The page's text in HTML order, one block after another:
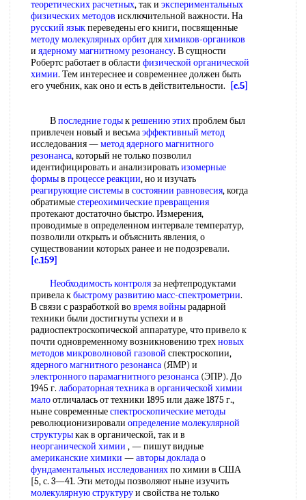
теоретических расчетных, так и экспериментальных
физических методов исключительной важности. На
русский языкпереведены его книги, посвященные
методу молекулярных орбитдляхимиков-органиков
и ядерному магнитному резонансу. В сущности
Робертс работает в области физической органической
химии. Тем интереснее и современнее должен быть
его учебник, как оно и есть в действительности.
[c.5]
Впоследние годыкрешению этихпроблем был
привлечен новый и весьмаэффективный метод
исследования —метод ядерного магнитного
резонанса, который не только позволил
идентифицировать и анализироватьизомерные
формыв процессе реакции, но и изучать
реагирующие системыв состоянии равновесия, когда
обратимыестереохимические превращения
протекают достаточно быстро. Измерения,
проводимые в определенном интервале температур,
позволили открыть и объяснить явления, о
существовании которых ранее и не подозревали.
[c.159]
Необходимость контроляза нефтепродуктами
привела кбыстрому развитиюмасс-спектрометрии.
В связи с разработкой вовремя войнырадарной
техники были достигнуты успехи и в
радиоспектроскопической аппаратуре, что привело к
почти одновременному возникновению трехновых
методов микроволновой газовой спектроскопии,
ядерного магнитного резонанса (ЯМР) и
электронного парамагнитного резонанса (ЭПР). До
1945 г. лабораторная техникав органической химии
малоотличалась от техники 1895 или даже 1875 г.,
ныне современныеспектроскопические методы
революционизировали определение молекулярной
структурыкак в органической, так и в
неорганической химии , — пишут видные
американские химики —авторы докладао
фундаментальных исследованияхпо химии в США
[5, с. 3—41. Эти методы позволяют ныне изучить
молекулярную структуруи свойства не только